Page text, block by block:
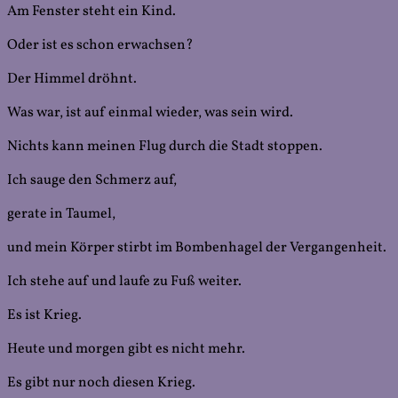
Am Fenster steht ein Kind.
Oder ist es schon erwachsen?
Der Himmel dröhnt.
Was war, ist auf einmal wieder, was sein wird.
Nichts kann meinen Flug durch die Stadt stoppen.
Ich sauge den Schmerz auf,
gerate in Taumel,
und mein Körper stirbt im Bombenhagel der Vergangenheit.
Ich stehe auf und laufe zu Fuß weiter.
Es ist Krieg.
Heute und morgen gibt es nicht mehr.
Es gibt nur noch diesen Krieg.